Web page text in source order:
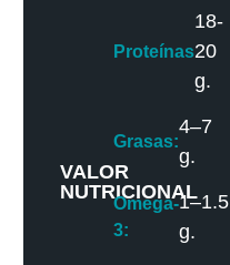
VALOR
NUTRICIONAL
Proteínas
18-
20
g.
Grasas:
4–7
g.
Omega-
3:
1–1.5
g.